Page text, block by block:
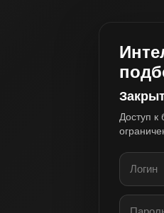
Доступ к